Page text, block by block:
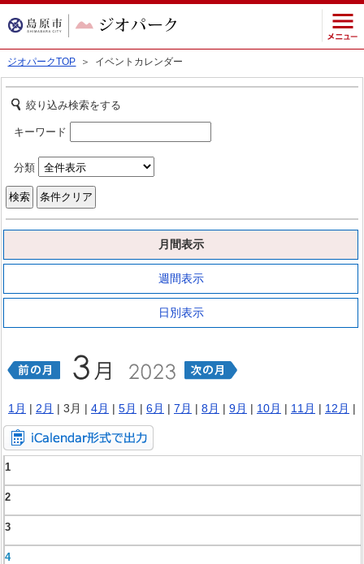
ジオパークTOP ＞ イベントカレンダー
絞り込み検索をする
キーワード
分類
月間表示
週間表示
日別表示
1月 | 2月 | 3月 | 4月 | 5月 | 6月 | 7月 | 8月 | 9月 | 10月 | 11月 | 12月 |
1
2
3
4